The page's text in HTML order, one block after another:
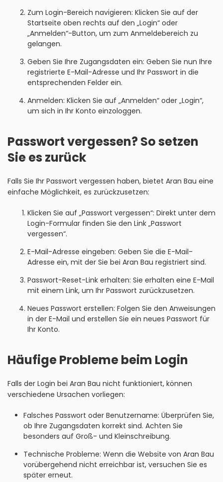
Zum Login-Bereich navigieren: Klicken Sie auf der
Startseite oben rechts auf den „Login“ oder
„Anmelden“-Button, um zum Anmeldebereich zu
gelangen.
Geben Sie Ihre Zugangsdaten ein: Geben Sie nun Ihre
registrierte E-Mail-Adresse und Ihr Passwort in die
entsprechenden Felder ein.
Anmelden: Klicken Sie auf „Anmelden“ oder „Login“,
um sich in Ihr Konto einzologgen.
Passwort vergessen? So setzen
Sie es zurück
Falls Sie Ihr Passwort vergessen haben, bietet Aran Bau eine
einfache Möglichkeit, es zurückzusetzen:
Klicken Sie auf „Passwort vergessen“: Direkt unter dem
Login-Formular finden Sie den Link „Passwort
vergessen“.
E-Mail-Adresse eingeben: Geben Sie die E-Mail-
Adresse ein, mit der Sie bei Aran Bau registriert sind.
Passwort-Reset-Link erhalten: Sie erhalten eine E-Mail
mit einem Link, um Ihr Passwort zurückzusetzen.
Neues Passwort erstellen: Folgen Sie den Anweisungen
in der E-Mail und erstellen Sie ein neues Passwort für
Ihr Konto.
Häufige Probleme beim Login
Falls der Login bei Aran Bau nicht funktioniert, können
verschiedene Ursachen vorliegen:
Falsches Passwort oder Benutzername: Überprüfen Sie,
ob Ihre Zugangsdaten korrekt sind. Achten Sie
besonders auf Groß- und Kleinschreibung.
Technische Probleme: Wenn die Website von Aran Bau
vorübergehend nicht erreichbar ist, versuchen Sie es
später erneut.